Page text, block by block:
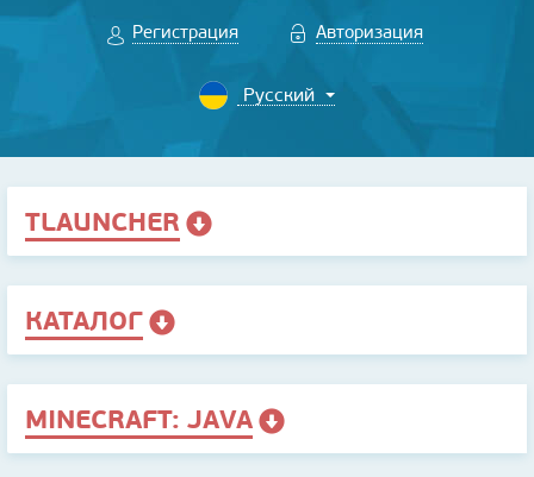
Регистрация Авторизация
TLAUNCHER
КАТАЛОГ
MINECRAFT: JAVA